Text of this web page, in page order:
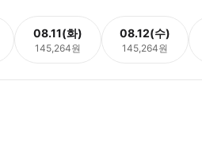
08.11(화)
145,264원
08.12(수)
145,264원